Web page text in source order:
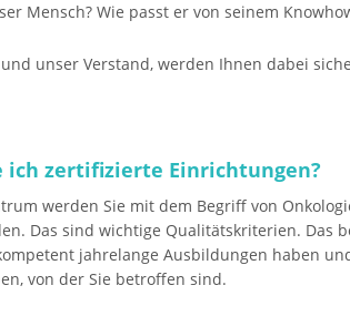
Mensch? Wie passt er von seinem
unser Verstand, werden Ihnen dabei
ich zertifizierte Einrichtungen?
werden Sie mit dem Begriff von
Das sind wichtige Qualitätskriterien. Das
jahrelange Ausbildungen haben
von der Sie betroffen sind.